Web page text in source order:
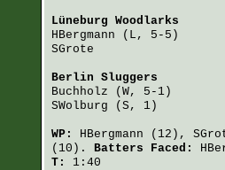
Lüneburg Woodlarks
HBergmann (L, 5-5)
SGrote
Berlin Sluggers
Buchholz (W, 5-1)
SWolburg (S, 1)
WP: HBergmann (12),
(10). Batters Faced:
T:
1:40